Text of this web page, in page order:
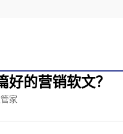
的营销软文？
家